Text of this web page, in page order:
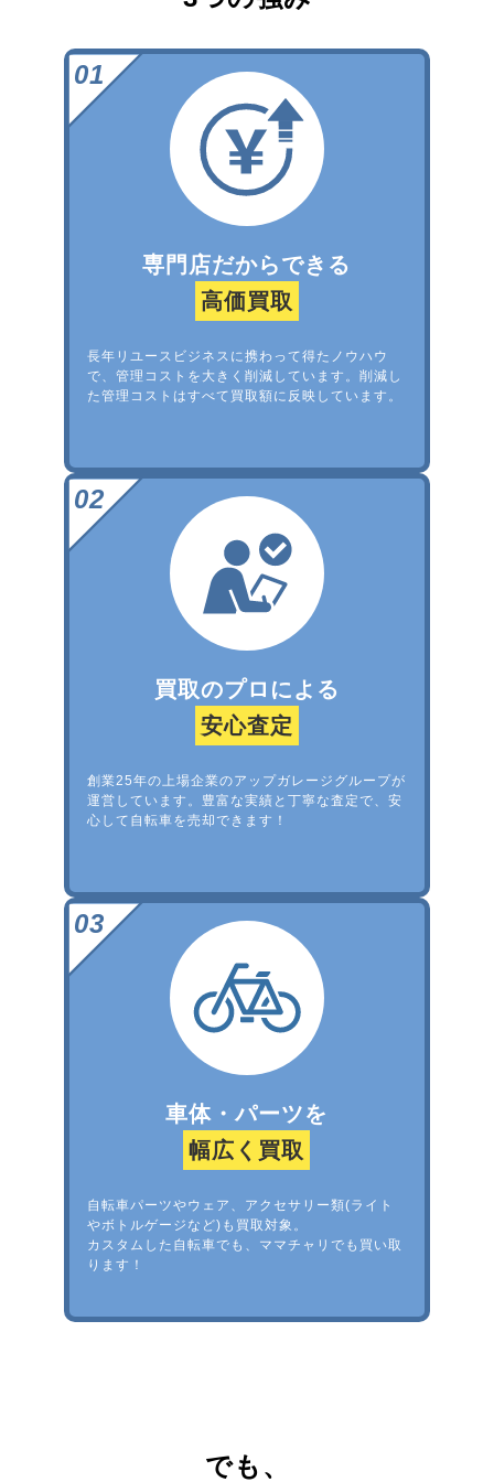
専門店だからできる
高価買取
長年リユースビジネスに携わって得たノウハウ
で、管理コストを大きく削減しています。削減し
た管理コストはすべて買取額に反映しています。
買取のプロによる
安心査定
創業25年の上場企業のアップガレージグループが
運営しています。豊富な実績と丁寧な査定で、安
心して自転車を売却できます！
車体・パーツを
幅広く買取
自転車パーツやウェア、アクセサリー類(ライト
やボトルゲージなど)も買取対象。
カスタムした自転車でも、ママチャリでも買い取
ります！
でも、